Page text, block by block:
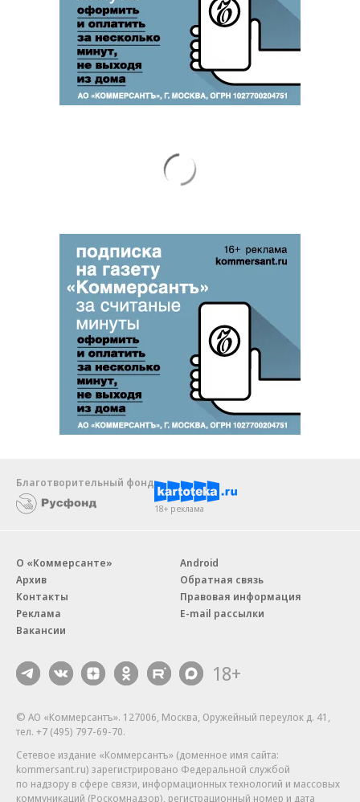
Благотворительный фонд
18+ реклама
О «Коммерсанте»
Архив
Контакты
Реклама
Вакансии
Android
Обратная связь
Правовая информация
E-mail рассылки
18+
© АО «Коммерсантъ». 127006, Москва, Оружейный переулок д. 41,
тел. +7 (495) 797-69-70.
Сетевое издание «Коммерсантъ» (доменное имя сайта:
kommersant.ru) зарегистрировано Федеральной службой
по надзору в сфере связи, информационных технологий и массовых
коммуникаций (Роскомнадзор), регистрационный номер и дата